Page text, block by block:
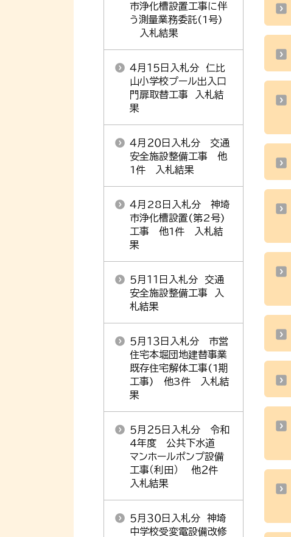
市浄化槽設置工事に伴
う測量業務委託(1号)
入札結果
４月１５日入札分 仁比
山小学校プール出入口
門扉取替工事 入札結
果
４月２０日入札分 交通
安全施設整備工事 他
1件 入札結果
４月28日入札分 神埼
市浄化槽設置(第2号)
工事 他1件 入札結
果
５月１１日入札分 交通
安全施設整備工事 入
札結果
５月１３日入札分 市営
住宅本堀団地建替事業
既存住宅解体工事(1期
工事) 他3件 入札結
果
５月２５日入札分 令和
4年度 公共下水道
マンホールポンプ設備
工事（利田） 他２件
入札結果
５月３０日入札分 神埼
中学校受変電設備改修